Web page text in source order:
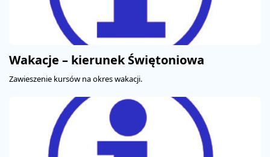
PROMOCJE
STREFA
PASAŻERA
Wakacje – kierunek Świętoniowa
Zawieszenie kursów na okres wakacji.